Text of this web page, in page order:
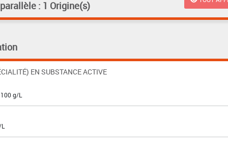
: 1 Origine(s)
EN SUBSTANCE ACTIVE
g/L